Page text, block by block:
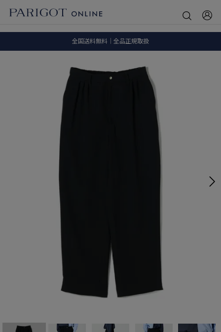
SALE ITEM 2BUY 10%OFF